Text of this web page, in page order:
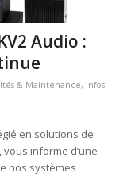
Audio :
& Maintenance, Infos
en solutions de
informe d’une
nos systèmes